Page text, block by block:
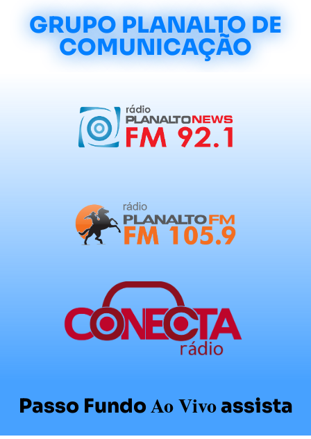
GRUPO PLANALTO DE
COMUNICAÇÃO
Passo FundoAo Vivoassista